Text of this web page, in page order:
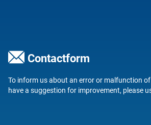
Contactform
To inform us about an error or malfunction
have a suggestion for improvement, please